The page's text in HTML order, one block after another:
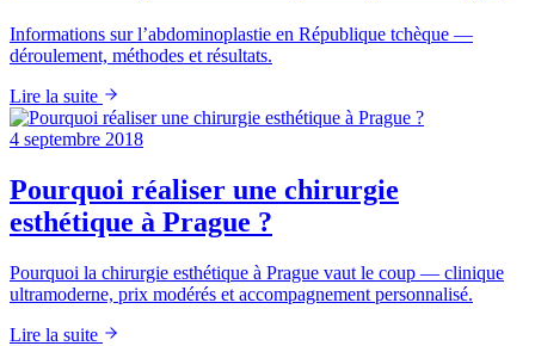
Informations sur l’abdominoplastie en République tchèque —
déroulement, méthodes et résultats.
Lire la suite
4 septembre 2018
Pourquoi réaliser une chirurgie
esthétique à Prague ?
Pourquoi la chirurgie esthétique à Prague vaut le coup — clinique
ultramoderne, prix modérés et accompagnement personnalisé.
Lire la suite